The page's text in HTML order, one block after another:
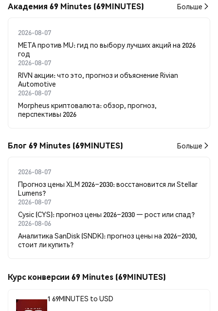
Академия 69 Minutes (69MINUTES) Больше
2026-08-07
META против MU: гид по выбору лучших акций на 2026
год
2026-08-07
RIVN акции: что это, прогноз и объяснение Rivian
Automotive
2026-08-07
Morpheus криптовалюта: обзор, прогноз,
перспективы 2026
Блог 69 Minutes (69MINUTES) Больше
2026-08-07
Прогноз цены XLM 2026–2030: восстановится ли Stellar
Lumens?
2026-08-07
Cysic (CYS): прогноз цены 2026–2030 — рост или спад?
2026-08-06
Аналитика SanDisk (SNDK): прогноз цены на 2026–2030,
стоит ли купить?
Курс конверсии 69 Minutes (69MINUTES)
1 69MINUTES to USD